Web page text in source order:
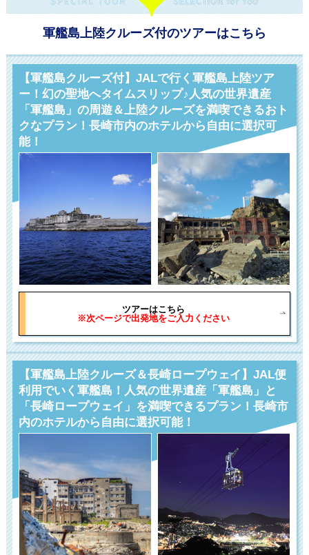
軍艦島上陸クルーズ付のツアーはこちら
【軍艦島クルーズ付】JALで行く軍艦島上陸ツア
ー！幻の聖地へタイムスリップ♪人気の世界遺産
「軍艦島」の周遊＆上陸クルーズを満喫できるおト
クなプラン！長崎市内のホテルから自由に選択可
能！
ツアーはこちら
※次ページで出発地をご入力ください
【軍艦島上陸クルーズ＆長崎ロープウェイ】JAL便
利用でいく軍艦島！人気の世界遺産「軍艦島」と
「長崎ロープウェイ」を満喫できるプラン！長崎市
内のホテルから自由に選択可能！